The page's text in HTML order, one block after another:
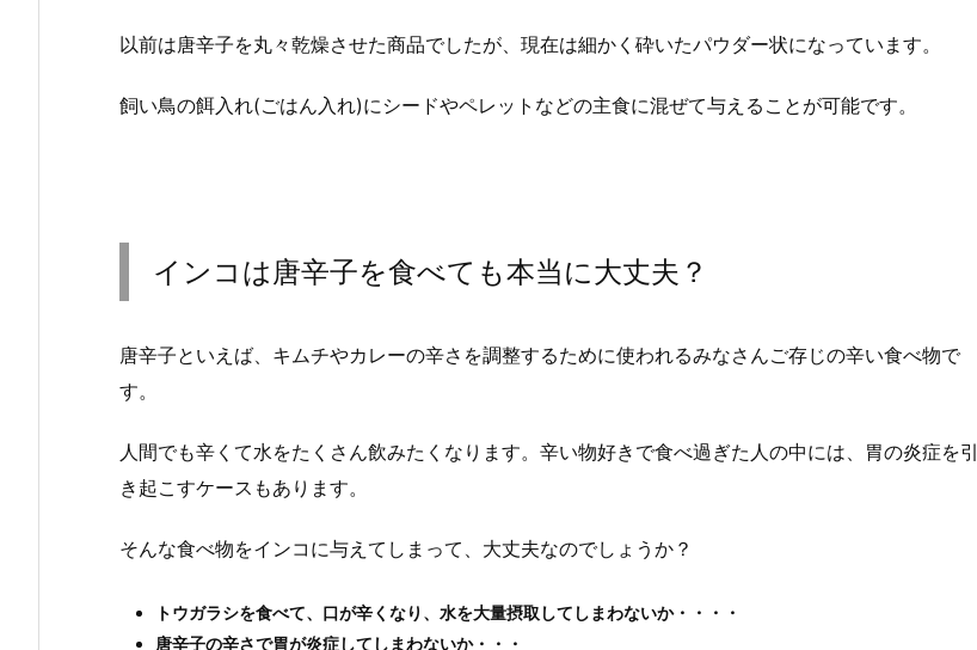
以前は唐辛子を丸々乾燥させた商品でしたが、現在は細かく砕いたパウダー状になっています。
飼い鳥の餌入れ(ごはん入れ)にシードやペレットなどの主食に混ぜて与えることが可能です。
インコは唐辛子を食べても本当に大丈夫？
唐辛子といえば、キムチやカレーの辛さを調整するために使われるみなさんご存じの辛い食べ物で
す。
人間でも辛くて水をたくさん飲みたくなります。辛い物好きで食べ過ぎた人の中には、胃の炎症を引
き起こすケースもあります。
そんな食べ物をインコに与えてしまって、大丈夫なのでしょうか？
トウガラシを食べて、口が辛くなり、水を大量摂取してしまわないか・・・・
唐辛子の辛さで胃が炎症してしまわないか・・・